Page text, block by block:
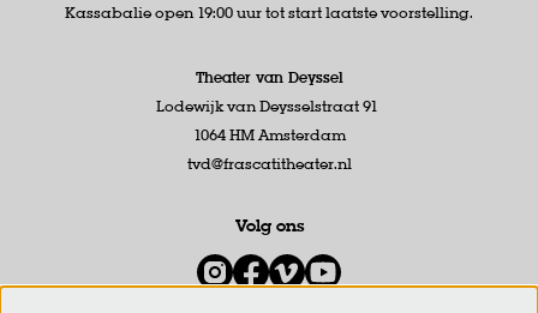
Kassabalie open 19:00 uur tot start laatste voorstelling.
Theater van Deyssel
Lodewijk van Deysselstraat 91
1064 HM Amsterdam
tvd@frascatitheater.nl
Volg ons